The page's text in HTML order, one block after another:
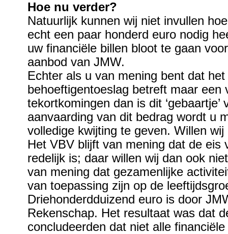
Hoe nu verder?
Natuurlijk kunnen wij niet invullen
echt een paar honderd euro nodig
uw financiële billen bloot te gaan
aanbod van JMW.
Echter als u van mening bent dat
behoeftigentoeslag betreft maar een
tekortkomingen dan is dit
aanvaarding van dit bedrag wordt u
volledige kwijting te geven. Willen wij
Het VBV blijft van mening dat de eis
redelijk is; daar willen wij dan ook
van mening dat gezamenlijke
van toepassing zijn op de
Driehonderdduizend euro is door
Rekenschap. Het resultaat was dat
concludeerden dat niet alle